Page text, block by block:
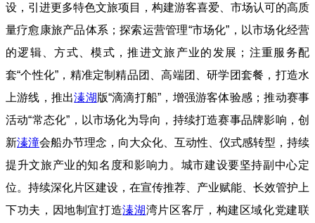
设，引进更多特色文旅项目，构建游客喜爱、市场认可的高质
量疗愈康旅产品体系；探索运营管理“市场化”，以市场化经营
的逻辑、方式、模式，推进文旅产业的发展；注重服务配
套“个性化”，精准定制精品团、高端团、研学团套餐，打造水
上游线，推出溱湖版“滴滴打船”，增强游客体验感；推动赛事
活动“常态化”，以市场化为导向，持续打造赛事品牌影响，创
新溱潼会船办节理念，向大众化、互动性、仪式感转型，持续
提升文旅产业的知名度和影响力。城市建设要坚持副中心定
位。持续深化片区建设，在宣传推荐、产业赋能、长效管护上
下功夫，因地制宜打造溱湖湾片区客厅，构建区域化党建联